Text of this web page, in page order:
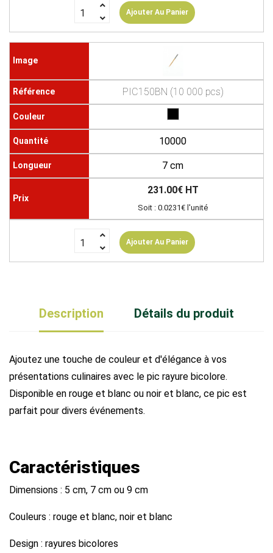
Ajouter Au Panier
PIC150BN (10 000 pcs)
10000
7 cm
231.00€ HT
Soit : 0.0231€ l'unité
Ajouter Au Panier
Description Détails du produit
Ajoutez une touche de couleur et d'élégance à vos
présentations culinaires avec le pic rayure bicolore.
Disponible en rouge et blanc ou noir et blanc, ce pic est
parfait pour divers événements.
Caractéristiques
Dimensions : 5 cm, 7 cm ou 9 cm
Couleurs : rouge et blanc, noir et blanc
Design : rayures bicolores